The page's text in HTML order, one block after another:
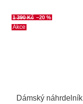
Akce
1 390 Kč –20 %
Dámský náhrdelník